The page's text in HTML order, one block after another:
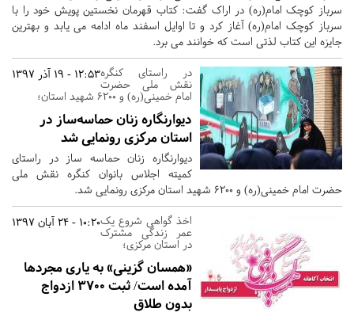
سرباز کوچک امام(ره) در اراک گفت: کتاب قهرمان نخستین پویش خود را با
سرباز کوچک امام(ره) آغاز کرد و تا اوایل اسفند ماه ادامه می یابد و بهترین
جایزه این کتاب لذتی است که خوانند می برد.
12:53 - 19 آذر 1397در راستای کنگره
نقش ملی حضرت
امام خمینی(ره) و ۶۲۰۰ شهید استان؛
دیوارنگاره زنان حماسه‌ساز در
استان مرکزی رونمایی شد
دیوارنگاره زنان حماسه ساز در راستای
کمیته اجلاس بانوان کنگره نقش ملی
حضرت امام خمینی(ره) و ۶۲۰۰ شهید استان مرکزی رونمایی شد.
10:20 - 24 آبان 1397اخذ گواهی شروع یک
عمر زندگی مشترک
در استان مرکزی؛
«همسان گزینی» به یاری مجردها
آمده است/ ثبت 3700 ازدواج
بدون طلاق